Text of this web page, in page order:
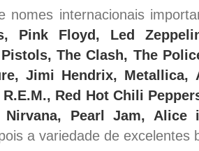
nomes internacionais
Pink Floyd, Led
The Clash, The
Jimi Hendrix, Metallica,
Red Hot Chili
Nirvana, Pearl Jam, Alice
a variedade de excelentes